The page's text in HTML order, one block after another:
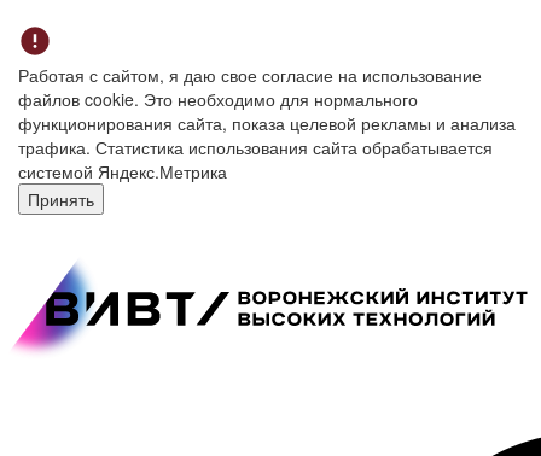
Работая с сайтом, я даю свое согласие на использование
файлов cookie. Это необходимо для нормального
функционирования сайта, показа целевой рекламы и анализа
трафика. Статистика использования сайта обрабатывается
системой Яндекс.Метрика
Принять